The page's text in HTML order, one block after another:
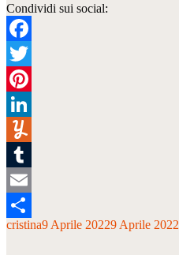
Condividi sui social:
Facebook
Twitter
Pinterest
LinkedIn
Yummly
Tumblr
Email
Condividi
cristina9 Aprile 20229 Aprile 2022